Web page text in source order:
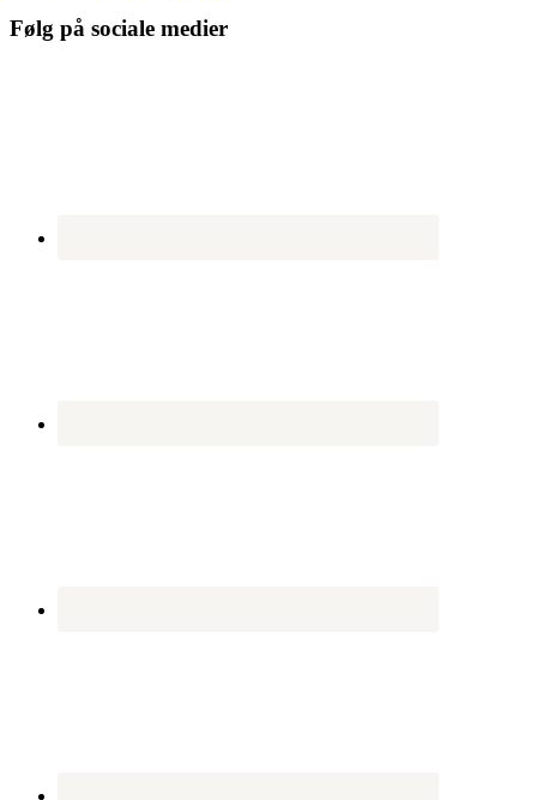
Følg på sociale medier